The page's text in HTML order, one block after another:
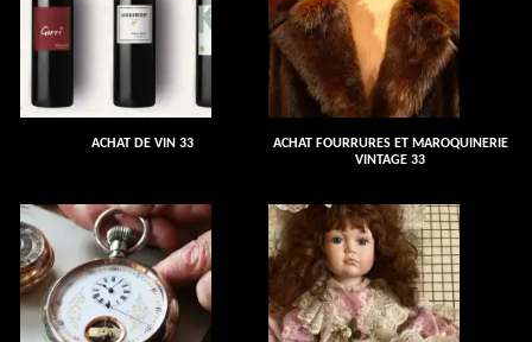
ACHAT DE VIN 33
ACHAT FOURRURES ET MAROQUINERIE
VINTAGE 33